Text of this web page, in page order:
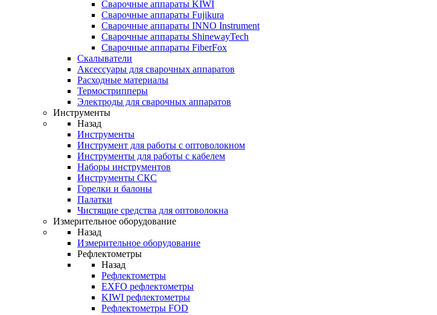
Сварочные аппараты KIWI
Сварочные аппараты Fujikura
Сварочные аппараты INNO Instrument
Сварочные аппараты ShinewayTech
Cварочные аппараты FiberFox
Скалыватели
Аксессуары для сварочных аппаратов
Расходные материалы
Термострипперы
Электроды для сварочных аппаратов
Инструменты
Назад
Инструменты
Инструмент для работы с оптоволокном
Инструменты для работы с кабелем
Наборы инструментов
Инструменты СКС
Горелки и балоны
Палатки
Чистящие средства для оптоволокна
Измерительное оборудование
Назад
Измерительное оборудование
Рефлектометры
Назад
Рефлектометры
EXFO рефлектометры
KIWI рефлектометры
Рефлектометры FOD